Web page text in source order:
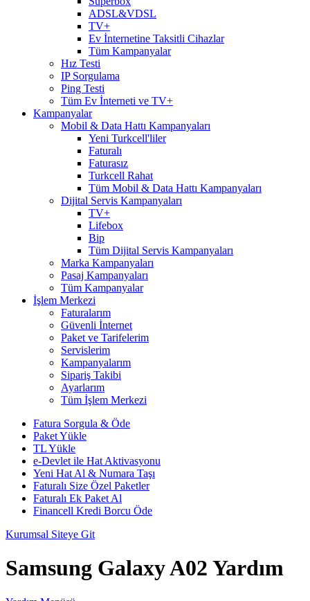
ADSL&VDSL
TV+
Ev İnternetine Taksitli Cihazlar
Tüm Kampanyalar
Hız Testi
IP Sorgulama
Ping Testi
Tüm Ev İnterneti ve TV+
Kampanyalar
Mobil & Data Hattı Kampanyaları
Yeni Turkcell'liler
Faturalı
Faturasız
Turkcell Rahat
Tüm Mobil & Data Hattı Kampanyaları
Dijital Servis Kampanyaları
TV+
Lifebox
Bip
Tüm Dijital Servis Kampanyaları
Marka Kampanyaları
Pasaj Kampanyaları
Tüm Kampanyalar
İşlem Merkezi
Faturalarım
Güvenli İnternet
Paket ve Tarifelerim
Servislerim
Kampanyalarım
Sipariş Takibi
Ayarlarım
Tüm İşlem Merkezi
Fatura Sorgula & Öde
Paket Yükle
TL Yükle
e-Devlet ile Hat Aktivasyonu
Yeni Hat Al & Numara Taşı
Faturalı Size Özel Paketler
Faturalı Ek Paket Al
Financell Kredi Borcu Öde
Kurumsal Siteye Git
Samsung Galaxy A02 Yardım